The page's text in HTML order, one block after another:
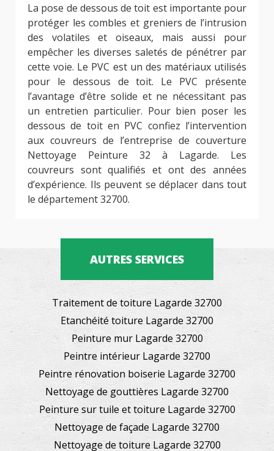
La pose de dessous de toit est importante pour
protéger les combles et greniers de l’intrusion
des volatiles et oiseaux, mais aussi pour
empêcher les diverses saletés de pénétrer par
cette voie. Le PVC est un des matériaux utilisés
pour le dessous de toit. Le PVC présente
l’avantage d’être solide et ne nécessitant pas
un entretien particulier. Pour bien poser les
dessous de toit en PVC confiez l’intervention
aux couvreurs de l’entreprise de couverture
Nettoyage Peinture 32 à Lagarde. Les
couvreurs sont qualifiés et ont des années
d’expérience. Ils peuvent se déplacer dans tout
le département 32700.
AUTRES SERVICES
Traitement de toiture Lagarde 32700
Etanchéité toiture Lagarde 32700
Peinture mur Lagarde 32700
Peintre intérieur Lagarde 32700
Peintre rénovation boiserie Lagarde 32700
Nettoyage de gouttières Lagarde 32700
Peinture sur tuile et toiture Lagarde 32700
Nettoyage de façade Lagarde 32700
Nettoyage de toiture Lagarde 32700